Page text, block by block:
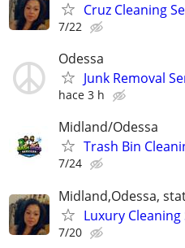
Cruz Cleaning
7/22
Odessa
Junk Removal
hace 3 h
Midland/Odessa
Trash Bin
7/24
Midland,Odessa,
Luxury Cleaning
7/20